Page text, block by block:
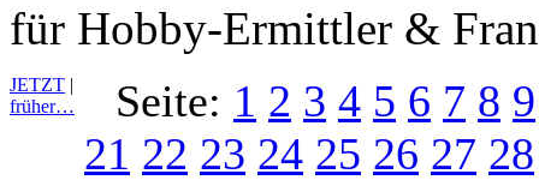
für Hobby-Ermittler &
JETZT |
früher…
Seite: 1 2 3 4 5 6 7 8 9
21 22 23 24 25 26 27 28